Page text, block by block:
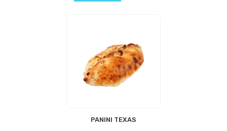
PANINI TEXAS